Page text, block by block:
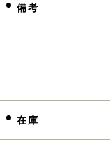
備考
在庫